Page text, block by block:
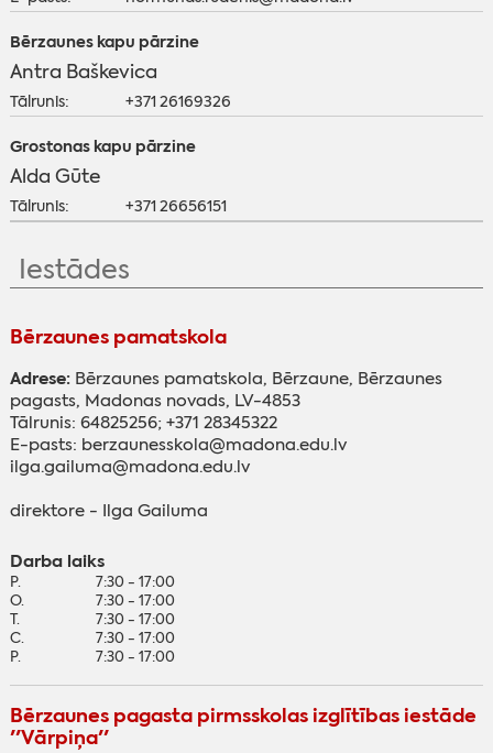
Bērzaunes kapu pārzine
Antra Baškevica
Tālrunis: +371 26169326
Grostonas kapu pārzine
Alda Gūte
Tālrunis: +371 26656151
Iestādes
Bērzaunes pamatskola
Adrese:Bērzaunes pamatskola, Bērzaune, Bērzaunes
pagasts, Madonas novads, LV-4853
Tālrunis: 64825256; +371 28345322
E-pasts: berzaunesskola@madona.edu.lv
ilga.gailuma@madona.edu.lv
direktore - Ilga Gailuma
Darba laiks
P.
7:30 - 17:00
O.
7:30 - 17:00
T.
7:30 - 17:00
C.
7:30 - 17:00
P.
7:30 - 17:00
Bērzaunes pagasta pirmsskolas izglītības iestāde
''Vārpiņa''